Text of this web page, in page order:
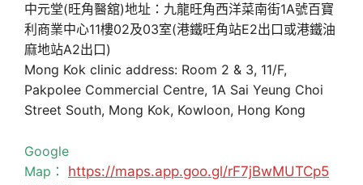
中元堂(旺角醫舘)地址：九龍旺角西洋菜南街1A號百寶
利商業中心11樓02及03室(港鐵旺角站E2出口或港鐵油
麻地站A2出口)
Mong Kok clinic address: Room 2 & 3, 11/F,
Pakpolee Commercial Centre, 1A Sai Yeung Choi
Street South, Mong Kok, Kowloon, Hong Kong
Google
Map： https://maps.app.goo.gl/rF7jBwMUTCp5